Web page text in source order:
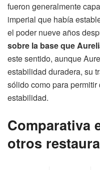
fueron generalmente
imperial que había
el poder nueve años
sobre la base que
este sentido, aunque
estabilidad duradera, su
sólido como para
estabilidad.
Comparativa
otros